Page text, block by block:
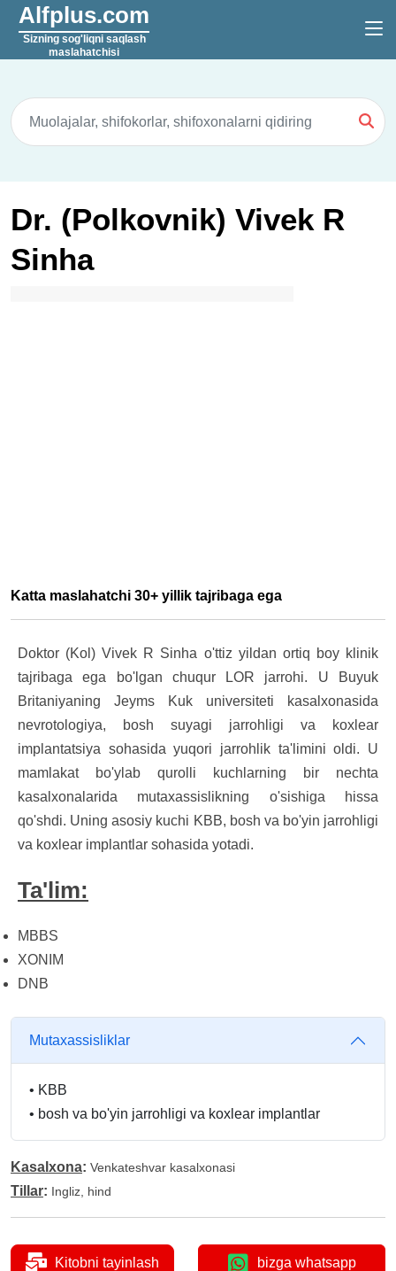
Alfplus.com
Sizning sog'liqni saqlash
maslahatchisi
Dr. (Polkovnik) Vivek R
Sinha
Katta maslahatchi 30+ yillik tajribaga ega
Doktor (Kol) Vivek R Sinha o'ttiz yildan ortiq boy klinik
tajribaga ega bo'lgan chuqur LOR jarrohi. U Buyuk
Britaniyaning Jeyms Kuk universiteti kasalxonasida
nevrotologiya, bosh suyagi jarrohligi va koxlear
implantatsiya sohasida yuqori jarrohlik ta'limini oldi. U
mamlakat bo'ylab qurolli kuchlarning bir nechta
kasalxonalarida mutaxassislikning o'sishiga hissa
qo'shdi. Uning asosiy kuchi KBB, bosh va bo'yin jarrohligi
va koxlear implantlar sohasida yotadi.
Ta'lim:
MBBS
XONIM
DNB
Mutaxassisliklar
• KBB
• bosh va bo'yin jarrohligi va koxlear implantlar
Kasalxona: Venkateshvar kasalxonasi
Tillar: Ingliz, hind
Kitobni tayinlash bizga whatsapp